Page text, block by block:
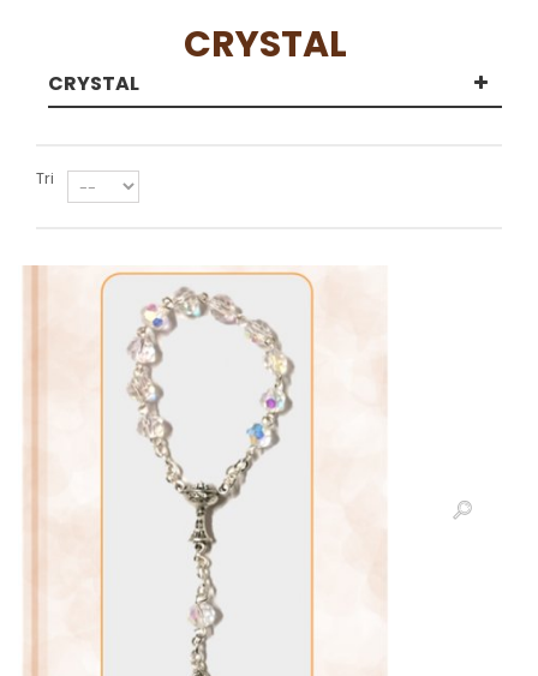
CRYSTAL
CRYSTAL
Tri